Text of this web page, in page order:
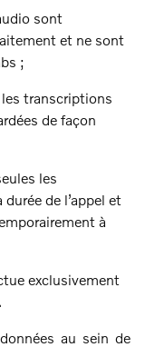
sont
et ne sont
;
transcriptions
de façon
les
de l’appel et
à
exclusivement
au sein de